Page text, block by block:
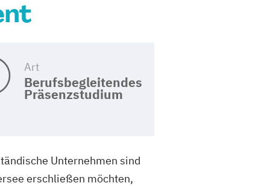
Art
Berufsbegleitendes
Präsenzstudium
Unternehmen sind
erschließen möchten,